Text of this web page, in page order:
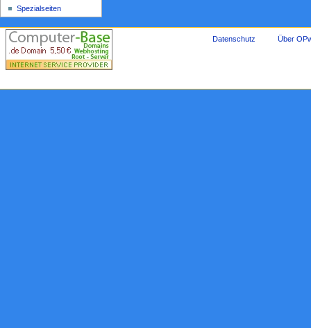
Spezialseiten
Datenschutz Über